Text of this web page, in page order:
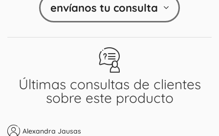
Últimas consultas de clientes
sobre este producto
Alexandra Jausas
envíanos tu consulta